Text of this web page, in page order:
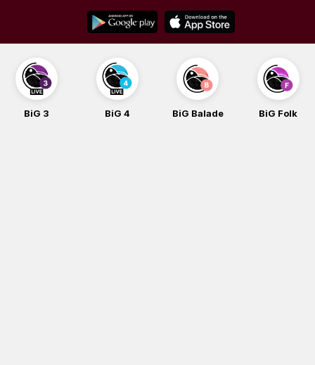
content
BiG 3 BiG 4 BiG Balade BiG Folk